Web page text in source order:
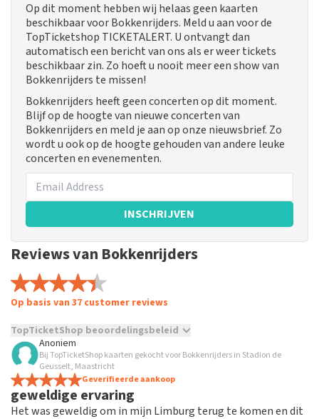
Op dit moment hebben wij helaas geen kaarten
beschikbaar voor Bokkenrijders. Meld u aan voor de
TopTicketshop TICKETALERT. U ontvangt dan
automatisch een bericht van ons als er weer tickets
beschikbaar zin. Zo hoeft u nooit meer een show van
Bokkenrijders te missen!
Bokkenrijders heeft geen concerten op dit moment.
Blijf op de hoogte van nieuwe concerten van
Bokkenrijders en meld je aan op onze nieuwsbrief. Zo
wordt u ook op de hoogte gehouden van andere leuke
concerten en evenementen.
INSCHRIJVEN
Reviews van Bokkenrijders
Op basis van 37 customer reviews
TopTicketShop beoordelingsbeleid
TopTicketShop verzamelt reviews van echte klanten. Het is
niet mogelijk om een review achter te laten als je geen
tickets hebt aangeschaft bij TopTicketShop. Reviews met
grof taalgebruik en/of onwaarheden worden niet geplaatst.
Het kan enkele weken duren voordat een review wordt
Anoniem
Bij TopTicketShop kaarten gekocht voor Bokkenrijders in Stadion de
Geusselt, Maastricht
Geverifieerde aankoop
geweldige ervaring
Het was geweldig om in mijn Limburg terug te komen en dit